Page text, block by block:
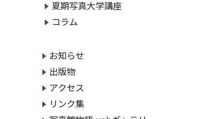
夏期写真大学講座
コラム
お知らせ
出版物
アクセス
リンク集